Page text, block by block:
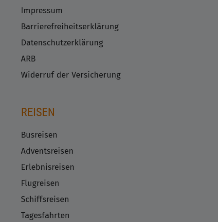
Impressum
Barrierefreiheitserklärung
Datenschutzerklärung
ARB
Widerruf der Versicherung
REISEN
Busreisen
Adventsreisen
Erlebnisreisen
Flugreisen
Schiffsreisen
Tagesfahrten